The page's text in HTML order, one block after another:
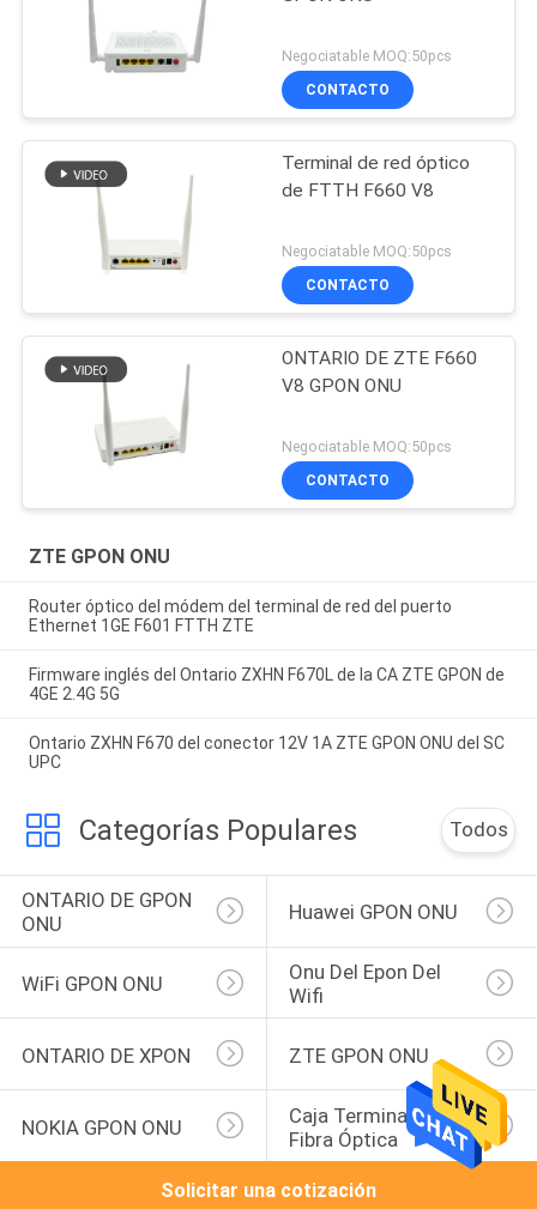
Negociatable MOQ:50pcs
CONTACTO
Terminal de red óptico
de FTTH F660 V8
Negociatable MOQ:50pcs
CONTACTO
ONTARIO DE ZTE F660
V8 GPON ONU
Negociatable MOQ:50pcs
CONTACTO
ZTE GPON ONU
Router óptico del módem del terminal de red del puerto
Ethernet 1GE F601 FTTH ZTE
Firmware inglés del Ontario ZXHN F670L de la CA ZTE GPON de
4GE 2.4G 5G
Ontario ZXHN F670 del conector 12V 1A ZTE GPON ONU del SC
UPC
Categorías Populares Todos
ONTARIO DE GPON
ONU
Huawei GPON ONU
WiFi GPON ONU
Onu Del Epon Del
Wifi
ONTARIO DE XPON ZTE GPON ONU
NOKIA GPON ONU
Caja Terminal De La
Fibra Óptica
Solicitar una cotización